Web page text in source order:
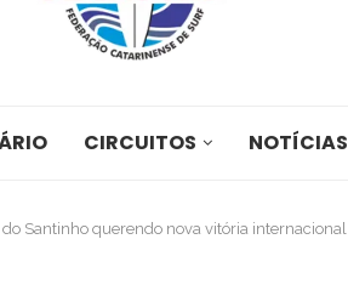
CIRCUITOS NOTÍCIAS
Santinho querendo nova vitória internacional